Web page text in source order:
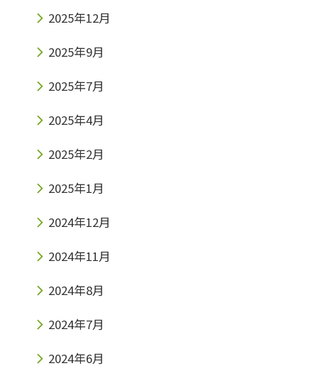
2025年12月
2025年9月
2025年7月
2025年4月
2025年2月
2025年1月
2024年12月
2024年11月
2024年8月
2024年7月
2024年6月